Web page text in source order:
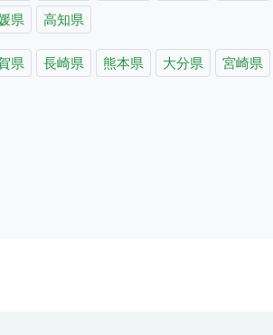
県 高知県
県 長崎県 熊本県 大分県
宮崎県